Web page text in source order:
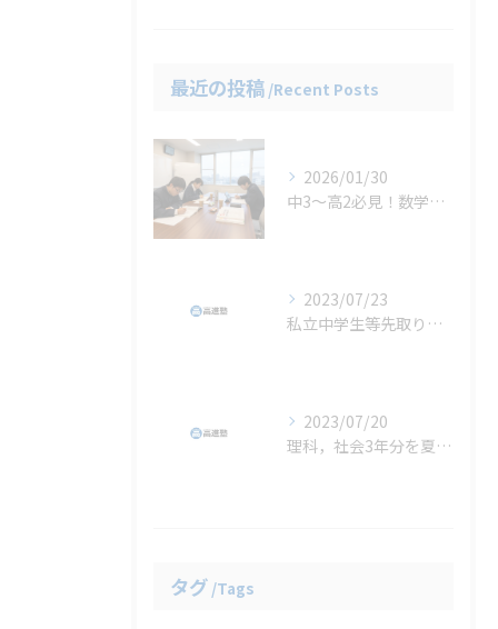
最近の投稿 Recent Posts
2026/01/30
中3〜高2必見！数学の偏差値を爆上げする少人数制ルート
2023/07/23
私立中学生等先取り学習には、高進塾が最適です。
2023/07/20
理科，社会3年分を夏休みに（授業料は変わりません）
タグ Tags